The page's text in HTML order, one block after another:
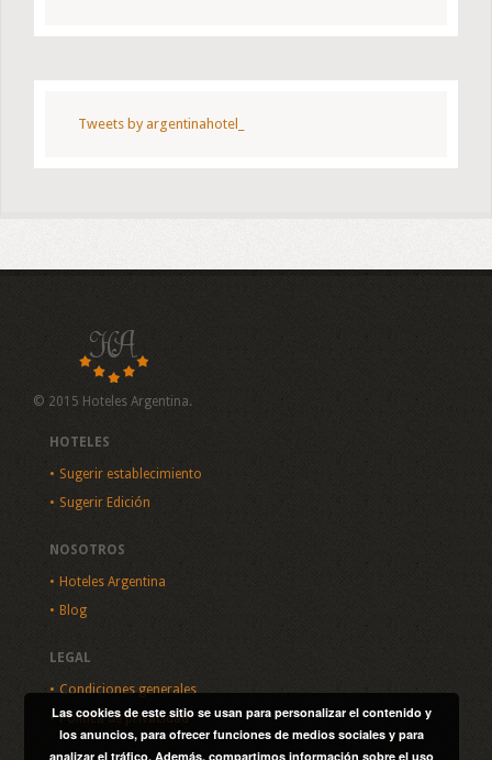
Tweets by argentinahotel_
© 2015 Hoteles Argentina.
HOTELES
Sugerir establecimiento
Sugerir Edición
NOSOTROS
Hoteles Argentina
Blog
LEGAL
Condiciones generales
Política de privacidad
Las cookies de este sitio se usan para personalizar el contenido y
los anuncios, para ofrecer funciones de medios sociales y para
analizar el tráfico. Además, compartimos información sobre el uso